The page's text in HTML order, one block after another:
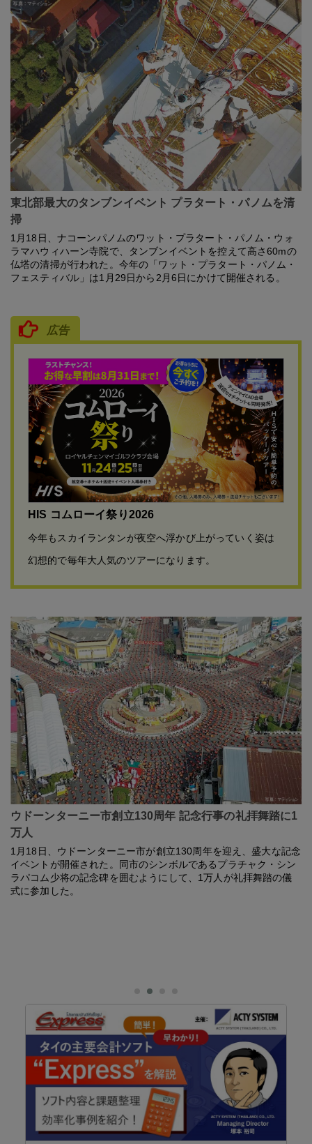
東北部最大のタンブンイベント プラタート・パノムを清
掃
1月18日、ナコーンパノムのワット・プラタート・パノム・ウォ
ラマハウィハーン寺院で、タンブンイベントを控えて高さ60mの
仏塔の清掃が行われた。今年の「ワット・プラタート・パノム・
フェスティバル」は1月29日から2月6日にかけて開催される。
広告
HIS コムローイ祭り2026
今年もスカイランタンが夜空へ浮かび上がっていく姿は
幻想的で毎年大人気のツアーになります。
ウドーンターニー市創立130周年 記念行事の礼拝舞踏に1
万人
1月18日、ウドーンターニー市が創立130周年を迎え、盛大な記念
イベントが開催された。同市のシンボルであるプラチャク・シン
ラパコム少将の記念碑を囲むようにして、1万人が礼拝舞踏の儀
式に参加した。